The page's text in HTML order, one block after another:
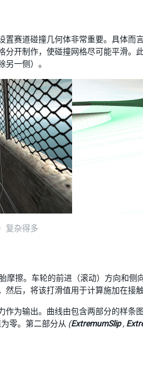
赛道碰撞几何体非常重要。具体而言
分开制作，使碰撞网格尽可能平滑
一侧）。
复杂得多
摩擦。车轮的前进（滚动）方向和
然后，将该打滑值用于计算施加在接
作为输出。曲线由包含两部分的样条
零。第二部分从 (ExtremumSlip,